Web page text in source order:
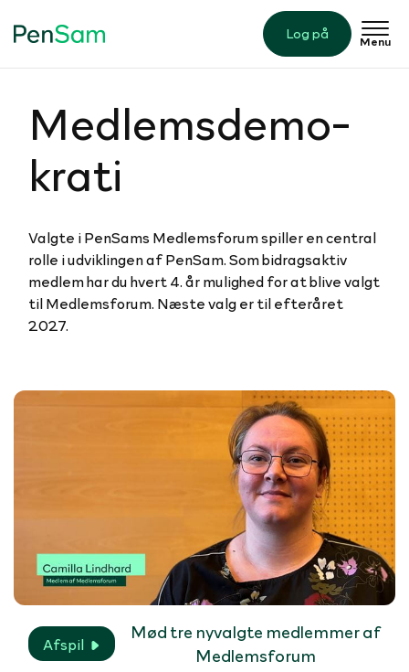
Log på Menu
Med­lem­s­de­mo­
krati
Valgte i PenSams Medlemsforum spiller en central
rolle i udviklingen af PenSam. Som bidragsaktiv
medlem har du hvert 4. år mulighed for at blive valgt
til Medlemsforum. Næste valg er til efteråret
2027.
Afspil
Mød tre nyvalgte medlemmer af
Medlemsforum